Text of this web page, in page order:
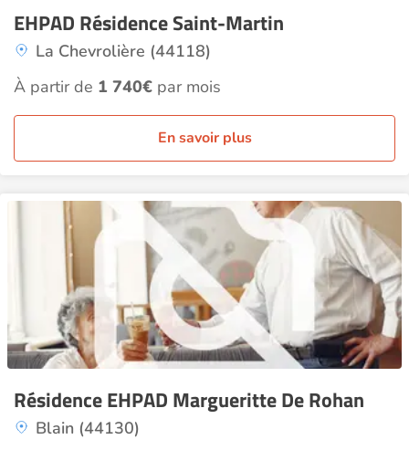
EHPAD Résidence Saint-Martin
La Chevrolière (44118)
À partir de 1 740€ par mois
En savoir plus
Résidence EHPAD Margueritte De Rohan
Blain (44130)